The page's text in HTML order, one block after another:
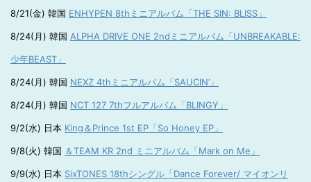
8/21(金) 韓国 ENHYPEN 8thミニアルバム「THE SIN: BLISS」
8/24(月) 韓国 ALPHA DRIVE ONE 2ndミニアルバム「UNBREAKABLE:
少年BEAST」
8/24(月) 韓国 NEXZ 4thミニアルバム「SAUCIN’」
8/24(月) 韓国 NCT 127 7thフルアルバム「BLINGY」
9/2(水) 日本 King＆Prince 1st EP「So Honey EP」
9/8(火) 韓国 ＆TEAM KR 2nd ミニアルバム「Mark on Me」
9/9(水) 日本 SixTONES 18thシングル「Dance Forever/ マイオンリ